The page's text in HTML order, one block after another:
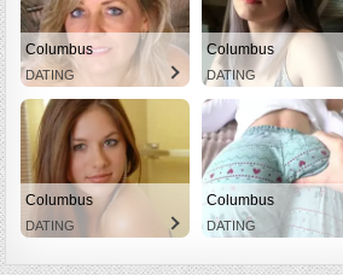
Columbus
DATING
Columbus
DATING
Columbus
DATING
Columbus
DATING